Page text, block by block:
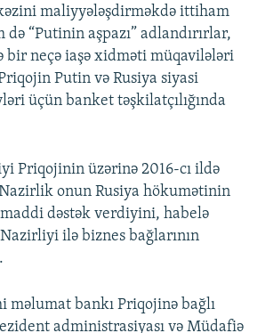
maliyyələşdirməkdə ittiham
“Putinin aşpazı” adlandırırlar,
neçə iaşə xidməti müqavilələri
Putin və Rusiya siyasi
üçün banket təşkilatçılığında
Priqojinin üzərinə 2016-cı ildə
onun Rusiya hökumətinin
dəstək verdiyini, habelə
ilə biznes bağlarının
məlumat bankı Priqojinə bağlı
administrasiyası və Müdafiə